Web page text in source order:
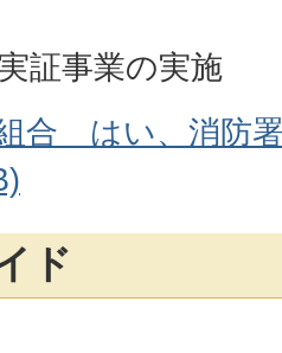
証事業の実施
合 はい、消防
ド